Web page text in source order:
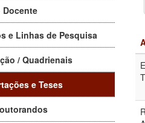
Docente
e Linhas de Pesquisa
/ Quadrienais
e Teses